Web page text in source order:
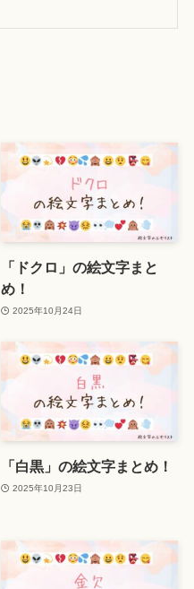
「ドクロ」の絵文字まと
め！
2025年10月24日
「白黒」の絵文字まとめ！
2025年10月23日